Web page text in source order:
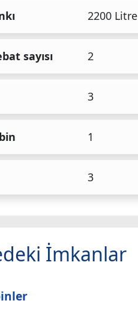
2200 Litre
sayısı 2
3
1
3
İmkanlar